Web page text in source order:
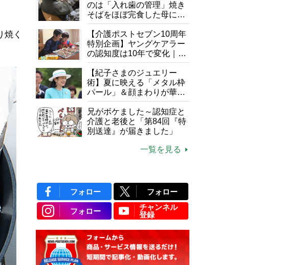
く
のは「入れ歯の管理」焼き
そばをほぼ完食した母に息
子が血の気が引いた理由
【介護ポストセブン10周年
特別企画】ヤングケアラー
の認知度は10年で変化｜流
行語大賞にノミネート、法
律にも明記されたが果たし
て現在は？
【紀子さまのジュエリー
術】夏に映える「メタル枠
パール」＆顔まわりが華や
ぐ「揺れる一粒」の使い分
け方
兄がボケました～認知症と
介護と老後と「第84回『特
別送達』が届きました」
一覧を見る
フォロー フォロー
フォロー
チャンネル
登録